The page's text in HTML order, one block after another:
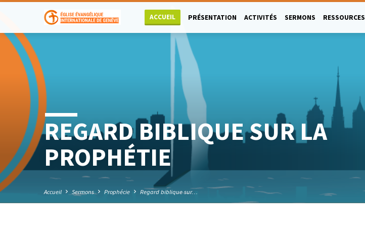
ACCUEIL PRÉSENTATION ACTIVITÉS SERMONS RESSOURCES
REGARD BIBLIQUE SUR LA
PROPHÉTIE
Accueil Sermons Prophécie Regard biblique sur…